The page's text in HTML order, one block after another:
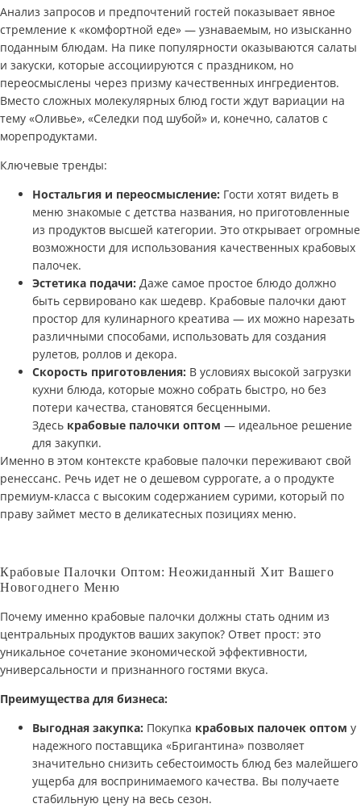
Анализ запросов и предпочтений гостей показывает явное
стремление к «комфортной еде» — узнаваемым, но изысканно
поданным блюдам. На пике популярности оказываются салаты
и закуски, которые ассоциируются с праздником, но
переосмыслены через призму качественных ингредиентов.
Вместо сложных молекулярных блюд гости ждут вариации на
тему «Оливье», «Селедки под шубой» и, конечно, салатов с
морепродуктами.
Ключевые тренды:
Ностальгия и переосмысление: Гости хотят видеть в
меню знакомые с детства названия, но приготовленные
из продуктов высшей категории. Это открывает огромные
возможности для использования качественных крабовых
палочек.
Эстетика подачи: Даже самое простое блюдо должно
быть сервировано как шедевр. Крабовые палочки дают
простор для кулинарного креатива — их можно нарезать
различными способами, использовать для создания
рулетов, роллов и декора.
Скорость приготовления: В условиях высокой загрузки
кухни блюда, которые можно собрать быстро, но без
потери качества, становятся бесценными.
Здесь крабовые палочки оптом — идеальное решение
для закупки.
Именно в этом контексте крабовые палочки переживают свой
ренессанс. Речь идет не о дешевом суррогате, а о продукте
премиум-класса с высоким содержанием сурими, который по
праву займет место в деликатесных позициях меню.
Крабовые Палочки Оптом: Неожиданный Хит Вашего
Новогоднего Меню
Почему именно крабовые палочки должны стать одним из
центральных продуктов ваших закупок? Ответ прост: это
уникальное сочетание экономической эффективности,
универсальности и признанного гостями вкуса.
Преимущества для бизнеса:
Выгодная закупка: Покупка крабовых палочек оптом у
надежного поставщика «Бригантина» позволяет
значительно снизить себестоимость блюд без малейшего
ущерба для воспринимаемого качества. Вы получаете
стабильную цену на весь сезон.